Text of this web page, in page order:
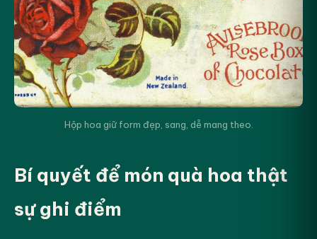
Hộp hoa giữ form đẹp, sang, dễ mang theo.
Bí quyết để món quà hoa thật
sự ghi điểm